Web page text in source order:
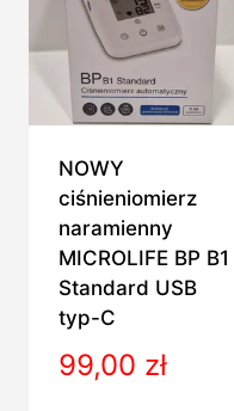
NOWY
ciśnieniomierz
naramienny
MICROLIFE BP B1
Standard USB
typ-C
99,00 zł